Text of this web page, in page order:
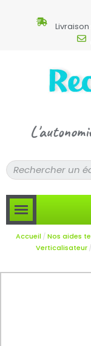
Accueil Nos aides
Verticalisateur